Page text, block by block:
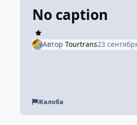
No caption
Автор Tourtrans23
Жалоба